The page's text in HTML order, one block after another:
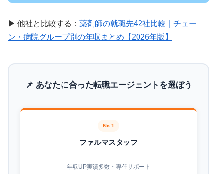
▶ 他社と比較する： 薬剤師の就職先42社比較｜チェー
ン・病院グループ別の年収まとめ【2026年版】
📌 あなたに合った転職エージェントを選ぼう
No.1
ファルマスタッフ
年収UP実績多数・専任サポート